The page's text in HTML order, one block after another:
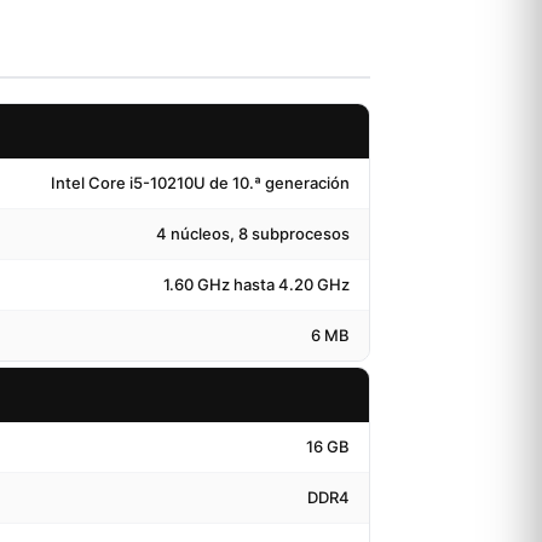
Intel Core i5-10210U de 10.ª generación
4 núcleos, 8 subprocesos
1.60 GHz hasta 4.20 GHz
6 MB
16 GB
DDR4